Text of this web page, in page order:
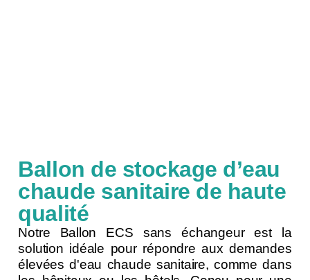
Ballon de stockage d’eau
chaude sanitaire de haute
qualité
Notre Ballon ECS sans échangeur est la
solution idéale pour répondre aux demandes
élevées d'eau chaude sanitaire, comme dans